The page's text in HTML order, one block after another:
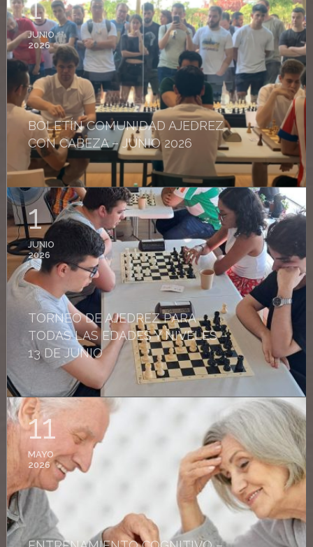
JUNIO
2026
BOLETÍN COMUNIDAD AJEDREZ
CON CABEZA – JUNIO 2026
1
JUNIO
2026
TORNEO DE AJEDREZ PARA
TODAS LAS EDADES Y NIVELES –
13 DE JUNIO
11
MAYO
2026